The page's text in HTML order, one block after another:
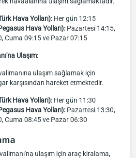
Hava Yolları): Her gün 12:15
Hava Yolları): Pazartesi 14:15,
Cuma 09:15 ve Pazar 07:15
Ulaşım:
ulaşım sağlamak için
karşısından hareket etmektedir.
Hava Yolları): Her gün 11:30
Hava Yolları): Pazartesi 13:30,
Cuma 08:45 ve Pazar 06:30
ulaşım için araç kiralama,